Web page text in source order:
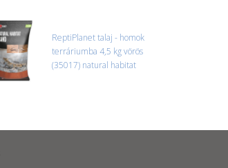
ReptiPlanet talaj - homok
terráriumba 4,5 kg vörös
(35017) natural habitat